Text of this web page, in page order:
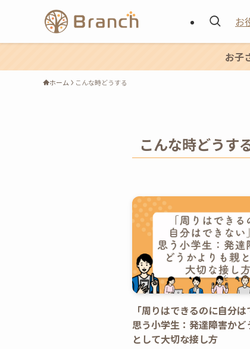
お
お子
ホーム こんな時どうする
こんな時どうす
「周りはできるのに自分
思う小学生：発達障害かど
として大切な接し方